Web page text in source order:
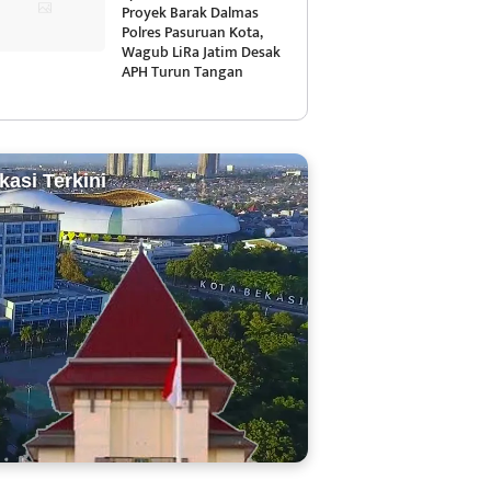
Proyek Barak Dalmas
Polres Pasuruan Kota,
Wagub LiRa Jatim Desak
APH Turun Tangan
Terkini